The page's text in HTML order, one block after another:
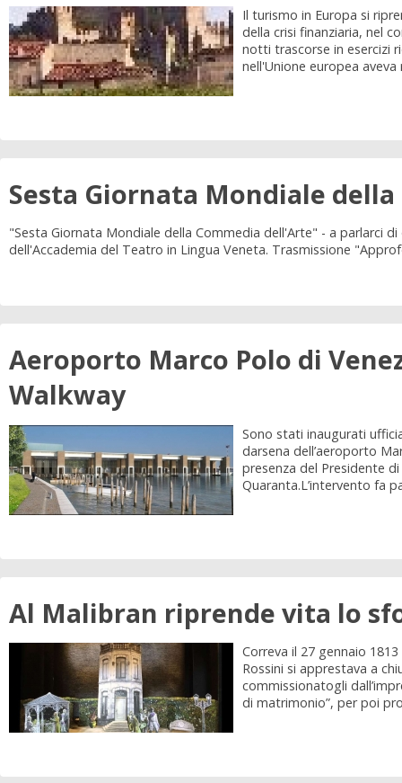
Il turismo in Europa si
della crisi finanziaria, nel
notti trascorse in esercizi
nell'Unione europea
Sesta Giornata Mondiale
"Sesta Giornata Mondiale della Commedia dell'Arte" - a parlarci
dell'Accademia del Teatro in Lingua Veneta. Trasmissione
Aeroporto Marco Polo di
Walkway
Sono stati inaugurati
darsena dell’aeroporto
presenza del Presidente
Quaranta.L’intervento fa
Al Malibran riprende vita lo
Correva il 27 gennaio
Rossini si apprestava a
commissionatogli
di matrimonio”, per poi